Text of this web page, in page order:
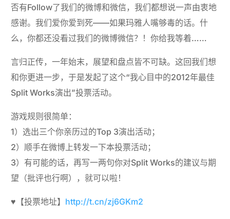
否有Follow了我们的微博和微信，我们都想说一声由衷地
感谢。我们爱你爱到死——如果玛雅人嘴够毒的话。什
么，你都还没看过我们的微博微信？！你给我等着……
言归正传，一年始末，展望和盘点皆不可缺。这回我们想
和你更进一步，于是发起了这个“我心目中的2012年最佳
Split Works演出”投票活动。
游戏规则很简单：
1）选出三个你亲历过的Top 3演出活动；
2）顺手在微博上转发一下本投票活动；
3）有可能的话，再写一两句你对Split Works的建议与期
望（批评也行啊），就可以啦！
♥【投票地址】 http://t.cn/zj6GKm2